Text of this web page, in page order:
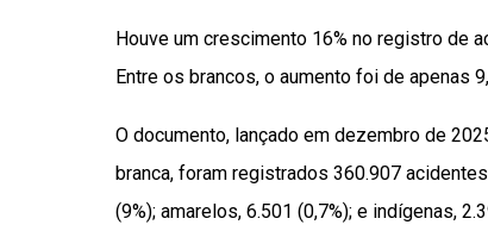
Houve um crescimento 16% no registro de
Entre os brancos, o aumento foi de apenas
O documento, lançado em dezembro de
branca, foram registrados 360.907
(9%); amarelos, 6.501 (0,7%); e indígenas,